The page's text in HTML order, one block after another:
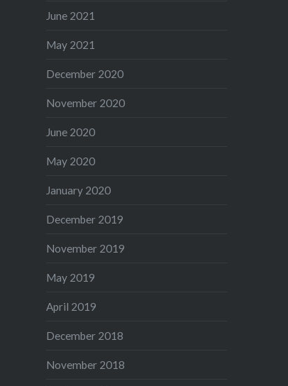
June 2021
May 2021
December 2020
November 2020
June 2020
May 2020
January 2020
December 2019
November 2019
May 2019
April 2019
December 2018
November 2018